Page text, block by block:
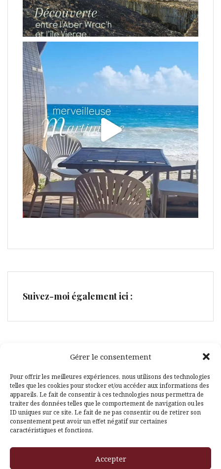
Gérer le consentement
Pour offrir les meilleures expériences, nous utilisons des technologies
telles que les cookies pour stocker et/ou accéder aux informations des
appareils. Le fait de consentir à ces technologies nous permettra de
traiter des données telles que le comportement de navigation ou les
ID uniques sur ce site. Le fait de ne pas consentir ou de retirer son
consentement peut avoir un effet négatif sur certaines
caractéristiques et fonctions.
Accepter
Suivez-moi également ici :
Facebook
Pinterest
Themeisle